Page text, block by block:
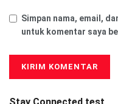
Simpan nama, email,
untuk komentar saya